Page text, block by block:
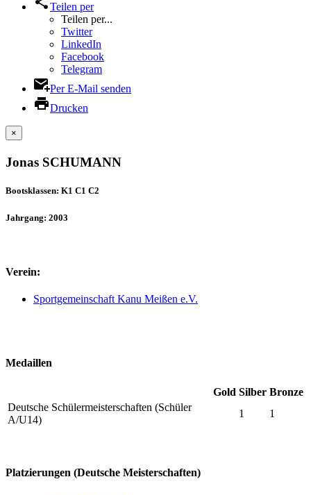
Teilen per
Teilen per...
Twitter
LinkedIn
Facebook
Telegram
Per E-Mail senden
Drucken
×
Jonas SCHUMANN
Bootsklassen: K1 C1 C2
Jahrgang: 2003
Verein:
Sportgemeinschaft Kanu Meißen e.V.
Medaillen
Gold Silber Bronze
Deutsche Schülermeisterschaften (Schüler
A/U14)
1 1
Platzierungen (Deutsche Meisterschaften)